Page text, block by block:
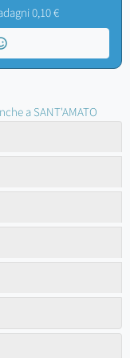
0,10 €
a SANT'AMATO